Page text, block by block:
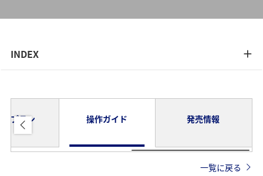
INDEX
ルプラン 操作ガイド 発売情報
一覧に戻る